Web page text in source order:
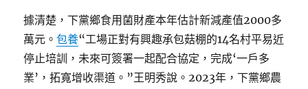
據清楚，下黨鄉食用菌財產本年估計新減產值2000多
萬元。包養“工場正對有興趣承包菇棚的14名村平易近
停止培訓，未來可簽署一起配合協定，完成‘一戶多
業’，拓寬增收渠道。”王明秀說。2023年，下黨鄉農